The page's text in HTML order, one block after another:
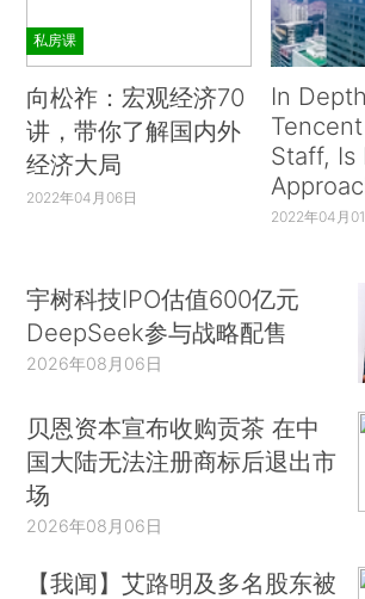
私房课
向松祚：宏观经济70
讲，带你了解国内外
经济大局
2022年04月06日
In
Staff, Is
2022年04月
宇树科技IPO估值600亿元
DeepSeek参与战略配售
2026年08月06日
贝恩资本宣布收购贡茶 在中
国大陆无法注册商标后退出市
场
2026年08月06日
【我闻】艾路明及多名股东被